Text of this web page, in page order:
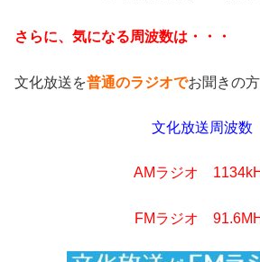
さらに、気になる周波数は・・・
文化放送を普通のラジオでお聞きの
文化放送周波数
AMラジオ
FMラジオ